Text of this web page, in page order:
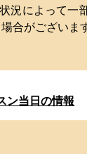
況によって一
合がございま
ン当日の情報